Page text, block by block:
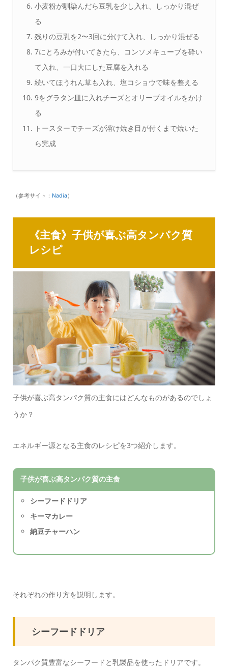
小麦粉が馴染んだら豆乳を少し入れ、しっかり混ぜ
る
残りの豆乳を2〜3回に分けて入れ、しっかり混ぜる
7にとろみが付いてきたら、コンソメキューブを砕い
て入れ、一口大にした豆腐を入れる
続いてほうれん草も入れ、塩コショウで味を整える
9をグラタン皿に入れチーズとオリーブオイルをかけ
る
トースターでチーズが溶け焼き目が付くまで焼いた
ら完成
（参考サイト： Nadia）
《主食》子供が喜ぶ高タンパク質
レシピ
子供が喜ぶ高タンパク質の主食にはどんなものがあるのでしょ
うか？
エネルギー源となる主食のレシピを3つ紹介します。
子供が喜ぶ高タンパク質の主食
シーフードドリア
キーマカレー
納豆チャーハン
それぞれの作り方を説明します。
シーフードドリア
タンパク質豊富なシーフードと乳製品を使ったドリアです。